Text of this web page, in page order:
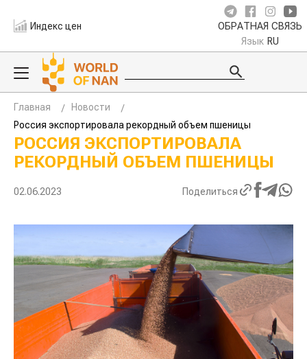
Индекс цен ОБРАТНАЯ СВЯЗЬ
Язык RU
Главная
Новости
Россия экспортировала рекордный объем пшеницы
РОССИЯ ЭКСПОРТИРОВАЛА
РЕКОРДНЫЙ ОБЪЕМ ПШЕНИЦЫ
02.06.2023 Поделиться